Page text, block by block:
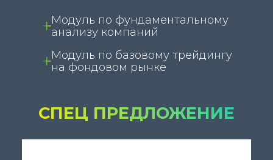
Модуль по фундаментальному
анализу компаний
Модуль по базовому трейдингу
на фондовом рынке
СПЕЦ ПРЕДЛОЖЕНИЕ